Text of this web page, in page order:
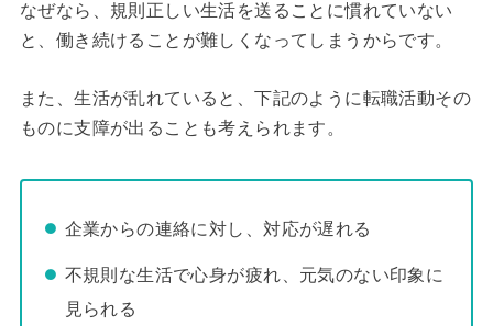
なぜなら、規則正しい生活を送ることに慣れていない
と、働き続けることが難しくなってしまうからです。
また、生活が乱れていると、下記のように転職活動その
ものに支障が出ることも考えられます。
企業からの連絡に対し、対応が遅れる
不規則な生活で心身が疲れ、元気のない印象に
見られる